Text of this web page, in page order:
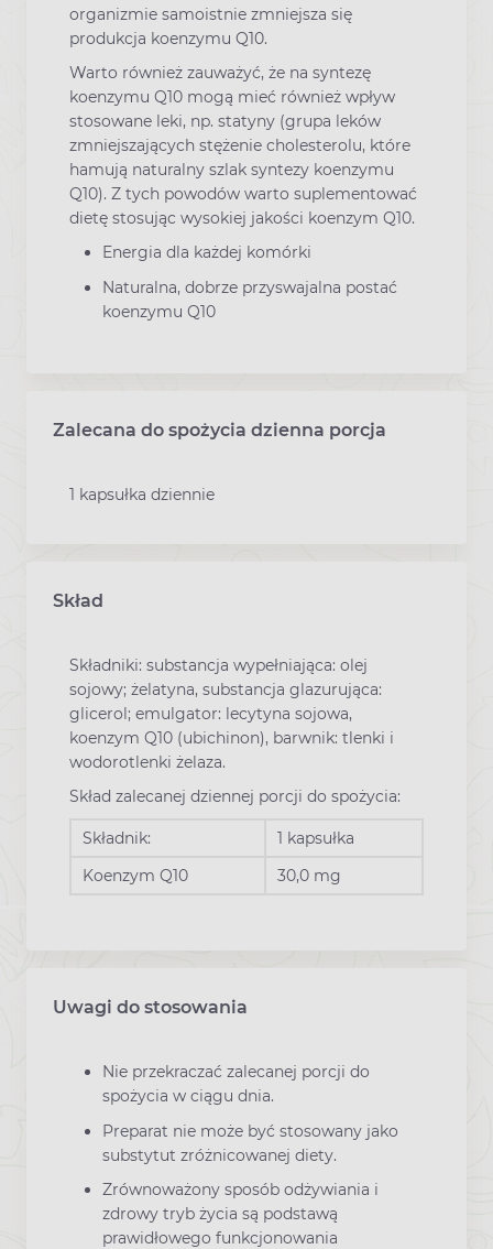
organizmie samoistnie zmniejsza się
produkcja koenzymu Q10.
Warto również zauważyć, że na syntezę
koenzymu Q10 mogą mieć również wpływ
stosowane leki, np. statyny (grupa leków
zmniejszających stężenie cholesterolu, które
hamują naturalny szlak syntezy koenzymu
Q10). Z tych powodów warto suplementować
dietę stosując wysokiej jakości koenzym Q10.
Energia dla każdej komórki
Naturalna, dobrze przyswajalna postać
koenzymu Q10
Zalecana do spożycia dzienna porcja
1 kapsułka dziennie
Skład
Składniki: substancja wypełniająca: olej
sojowy; żelatyna, substancja glazurująca:
glicerol; emulgator: lecytyna sojowa,
koenzym Q10 (ubichinon), barwnik: tlenki i
wodorotlenki żelaza.
Skład zalecanej dziennej porcji do spożycia:
Składnik:
1 kapsułka
Koenzym Q10
30,0 mg
Uwagi do stosowania
Nie przekraczać zalecanej porcji do
spożycia w ciągu dnia.
Preparat nie może być stosowany jako
substytut zróżnicowanej diety.
Zrównoważony sposób odżywiania i
zdrowy tryb życia są podstawą
prawidłowego funkcjonowania